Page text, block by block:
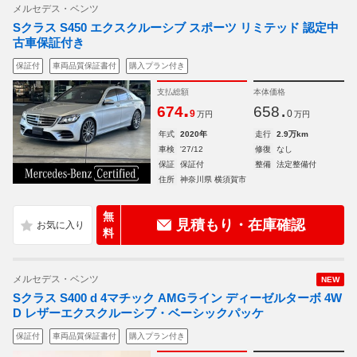
メルセデス・ベンツ
Sクラス S450 エクスクルーシブ スポーツ リミテッド 認定中
古車保証付き
保証付 車両品質保証書付 購入プラン付き
支払総額
674.9 万円
本体価格
658. 0 万円
年式 2020年 走行
2.9万km
車検
'27/12 修復
なし
保証
保証付 整備
法定整備付
住所
神奈川県 横須賀市
無
料
見積もり・在庫確認
NEW
メルセデス・ベンツ
Sクラス S400 d 4マチック AMGライン ディーゼルターボ 4W
D レザーエクスクルーシブ・ベーシックパッケ
保証付 車両品質保証書付 購入プラン付き